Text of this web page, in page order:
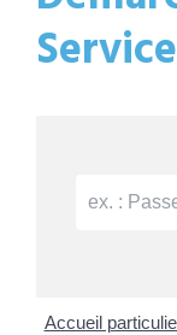
Accueil